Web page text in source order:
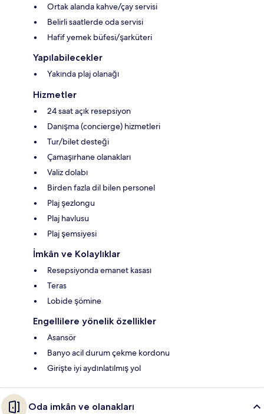
Ortak alanda kahve/çay servisi
Belirli saatlerde oda servisi
Hafif yemek büfesi/şarküteri
Yapılabilecekler
Yakında plaj olanağı
Hizmetler
24 saat açık resepsiyon
Danışma (concierge) hizmetleri
Tur/bilet desteği
Çamaşırhane olanakları
Valiz dolabı
Birden fazla dil bilen personel
Plaj şezlongu
Plaj havlusu
Plaj şemsiyesi
İmkân ve Kolaylıklar
Resepsiyonda emanet kasası
Teras
Lobide şömine
Engellilere yönelik özellikler
Asansör
Banyo acil durum çekme kordonu
Girişte iyi aydınlatılmış yol
Oda imkân ve olanakları